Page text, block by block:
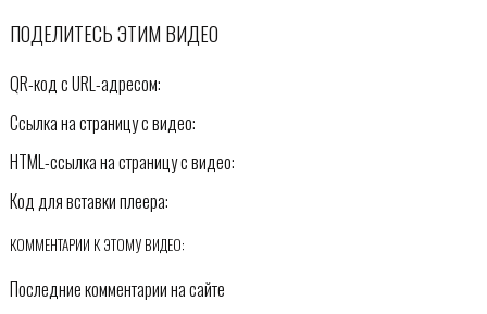
ПОДЕЛИТЕСЬ ЭТИМ ВИДЕО
QR-код с URL-адресом:
Ссылка на страницу с видео:
HTML-ссылка на страницу с видео:
Код для вставки плеера:
КОММЕНТАРИИ К ЭТОМУ ВИДЕО:
Последние комментарии на сайте